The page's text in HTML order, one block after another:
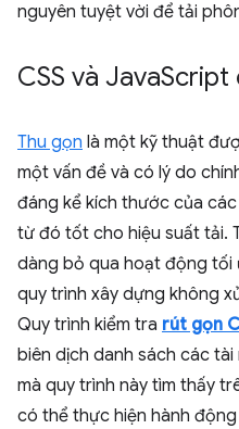
nguyên tuyệt vời để tải
CSS và JavaScript
Thu gọn là một kỹ thuật
một vấn đề và có lý do
đáng kể kích thước của
từ đó tốt cho hiệu suất tải.
dàng bỏ qua hoạt động tối
quy trình xây dựng không
Quy trình kiểm tra rút gọn
biên dịch danh sách các
mà quy trình này tìm thấy
có thể thực hiện hành